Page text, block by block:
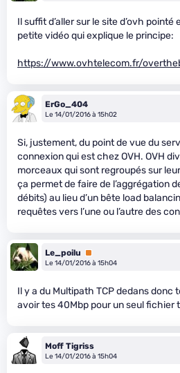
Il suffit d’aller sur le site d’ovh
petite vidéo qui explique le principe:
https://www.ovhtelecom.fr/
ErGo_404
Le 14/01/2016 à 15h02
Si, justement, du point de vue du
connexion qui est chez OVH. OVH
morceaux qui sont regroupés sur
ça permet de faire de l’aggrégation
débits) au lieu d’un bête load
requêtes vers l’une ou l’autre des
Le_poilu
Premium
Le 14/01/2016 à 15h04
Il y a du Multipath TCP dedans
avoir tes 40Mbp pour un seul fichier
Moff Tigriss
Le 14/01/2016 à 15h04